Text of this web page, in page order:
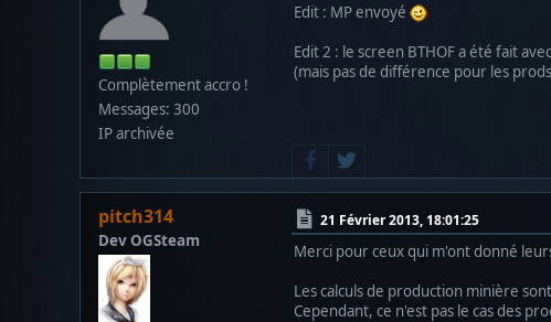
Complètement accro !
Messages: 300
IP archivée
Edit : MP envoyé
Edit 2 : le screen BTHOF a été fait
(mais pas de différence pour les
pitch314
Dev OGSteam
21 Février 2013, 18:01:25
Merci pour ceux qui m'ont donné
Les calculs de production minière
Cependant, ce n'est pas le cas des